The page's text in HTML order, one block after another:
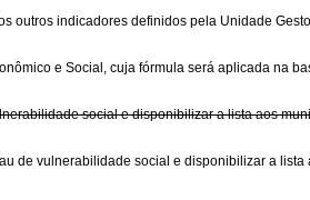
outros indicadores definidos pela Unidade
e Social, cuja fórmula será aplicada na
social e disponibilizar a lista aos
de vulnerabilidade social e disponibilizar a